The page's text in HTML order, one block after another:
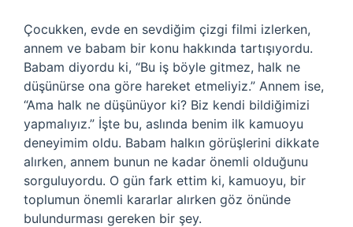
Çocukken, evde en sevdiğim çizgi filmi izlerken,
annem ve babam bir konu hakkında tartışıyordu.
Babam diyordu ki, “Bu iş böyle gitmez, halk ne
düşünürse ona göre hareket etmeliyiz.” Annem ise,
“Ama halk ne düşünüyor ki? Biz kendi bildiğimizi
yapmalıyız.” İşte bu, aslında benim ilk kamuoyu
deneyimim oldu. Babam halkın görüşlerini dikkate
alırken, annem bunun ne kadar önemli olduğunu
sorguluyordu. O gün fark ettim ki, kamuoyu, bir
toplumun önemli kararlar alırken göz önünde
bulundurması gereken bir şey.